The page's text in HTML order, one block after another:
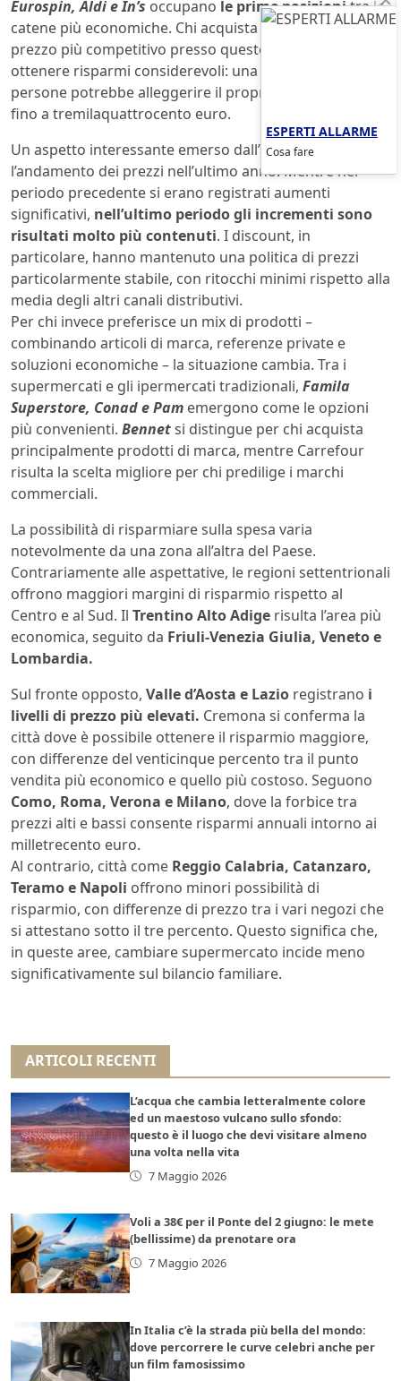
Eurospin, Aldi e In’s occupano le prime posizionitra le
catene più economiche. Chi acquista i prodotti con il
prezzo più competitivo presso queste insegne può
ottenere risparmi considerevoli: una famiglia di quattro
persone potrebbe alleggerire il proprio budget annuale
fino a tremilaquattrocento euro.
Un aspetto interessante emerso dall’analisi riguarda
l’andamento dei prezzi nell’ultimo anno. Mentre nel
periodo precedente si erano registrati aumenti
significativi, nell’ultimo periodo gli incrementi sono
risultati molto più contenuti. I discount, in
particolare, hanno mantenuto una politica di prezzi
particolarmente stabile, con ritocchi minimi rispetto alla
media degli altri canali distributivi.
Per chi invece preferisce un mix di prodotti –
combinando articoli di marca, referenze private e
soluzioni economiche – la situazione cambia. Tra i
supermercati e gli ipermercati tradizionali, Famila
Superstore, Conad e Pam emergono come le opzioni
più convenienti. Bennetsi distingue per chi acquista
principalmente prodotti di marca, mentre Carrefour
risulta la scelta migliore per chi predilige i marchi
commerciali.
La possibilità di risparmiare sulla spesa varia
notevolmente da una zona all’altra del Paese.
Contrariamente alle aspettative, le regioni settentrionali
offrono maggiori margini di risparmio rispetto al
Centro e al Sud. Il Trentino Alto Adige risulta l’area più
economica, seguito da Friuli-Venezia Giulia, Veneto e
Lombardia.
Sul fronte opposto, Valle d’Aosta e Lazio registrano i
livelli di prezzo più elevati. Cremona si conferma la
città dove è possibile ottenere il risparmio maggiore,
con differenze del venticinque percento tra il punto
vendita più economico e quello più costoso. Seguono
Como, Roma, Verona e Milano, dove la forbice tra
prezzi alti e bassi consente risparmi annuali intorno ai
milletrecento euro.
Al contrario, città come Reggio Calabria, Catanzaro,
Teramo e Napoli offrono minori possibilità di
risparmio, con differenze di prezzo tra i vari negozi che
si attestano sotto il tre percento. Questo significa che,
in queste aree, cambiare supermercato incide meno
significativamente sul bilancio familiare.
ARTICOLI RECENTI
L’acqua che cambia letteralmente colore
ed un maestoso vulcano sullo sfondo:
questo è il luogo che devi visitare almeno
una volta nella vita
7 Maggio 2026
Voli a 38€ per il Ponte del 2 giugno: le mete
(bellissime) da prenotare ora
7 Maggio 2026
In Italia c’è la strada più bella del mondo:
dove percorrere le curve celebri anche per
un film famosissimo
ESPERTI ALLARME
Cosa fare